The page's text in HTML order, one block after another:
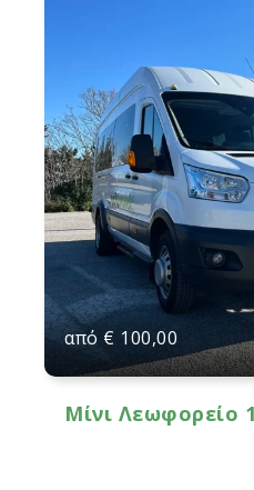
από € 100,00
Μίνι Λεωφορείο